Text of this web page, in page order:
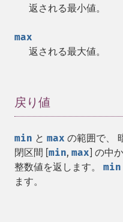
返される最小値。
max
返される最大値。
戻り値
min と max の範囲で、
閉区間 [min, max] の中
整数値を返します。 min
ます。